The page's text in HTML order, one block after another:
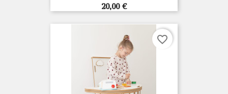
Prix
20,00 €
favorite_border